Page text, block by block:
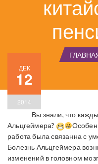
ДЕК
12
2014
Вы знали, что
Альцгеймера?
работа была связанна с
Болезнь Альцгеймера
изменений в головном